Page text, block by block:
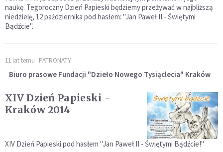
naukę. Tegoroczny Dzień Papieski będziemy przeżywać w najbliższą
niedzielę, 12 października pod hasłem: "Jan Paweł II - Świętymi
Bądźcie".
11 lat temu PATRONATY
Biuro prasowe Fundacji "Dzieło Nowego Tysiąclecia" Kraków
XIV Dzień Papieski -
Kraków 2014
XIV Dzień Papieski pod hasłem "Jan Paweł II - Świętymi Bądźcie!"